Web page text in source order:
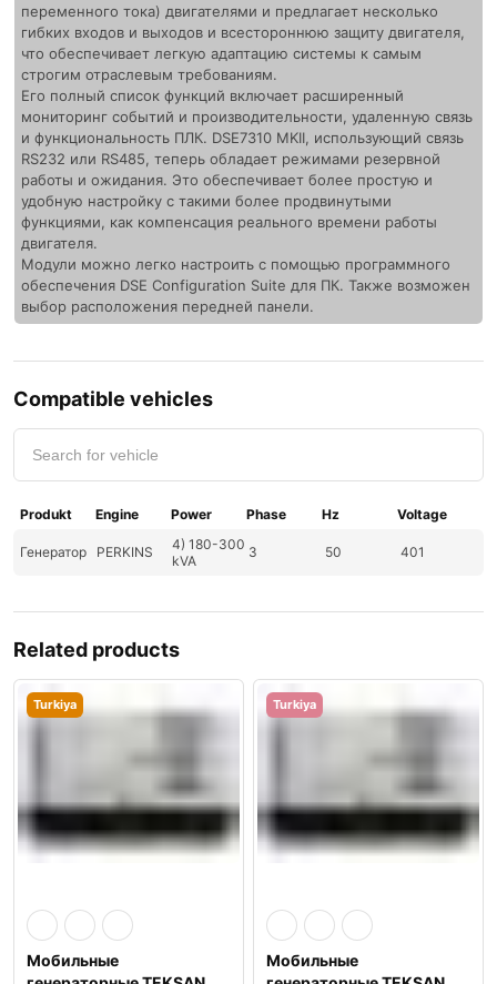
переменного тока) двигателями и предлагает несколько
гибких входов и выходов и всестороннюю защиту двигателя,
что обеспечивает легкую адаптацию системы к самым
строгим отраслевым требованиям.
Его полный список функций включает расширенный
мониторинг событий и производительности, удаленную связь
и функциональность ПЛК. DSE7310 MKII, использующий связь
RS232 или RS485, теперь обладает режимами резервной
работы и ожидания. Это обеспечивает более простую и
удобную настройку с такими более продвинутыми
функциями, как компенсация реального времени работы
двигателя.
Модули можно легко настроить с помощью программного
обеспечения DSE Configuration Suite для ПК. Также возможен
выбор расположения передней панели.
Compatible vehicles
Produkt Engine Power Phase Hz Voltage
Генератор PERKINS
4) 180-300
kVA
3 50 401
Related products
Turkiya
Мобильные
Turkiya
Мобильные